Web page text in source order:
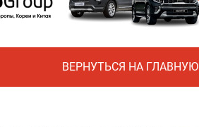
ВЕРНУТЬСЯ НА ГЛАВНУЮ